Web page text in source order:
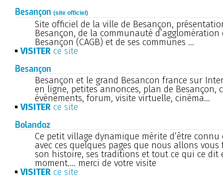
Besançon (site officiel)
Site officiel de la ville de Besançon,
Besançon, de la communauté d’agglomération
Besançon (CAGB) et de ses communes ...
VISITER ce site
Besançon
Besançon et le grand Besancon france sur
en ligne, petites annonces, plan de Besançon,
événements, forum, visite virtuelle, cinéma...
VISITER ce site
Bolandoz
Ce petit village dynamique mérite d’être connu
avec ces quelques pages que nous allons
son histoire, ses traditions et tout ce qui ce dit
moment.... merci de votre visite
VISITER ce site